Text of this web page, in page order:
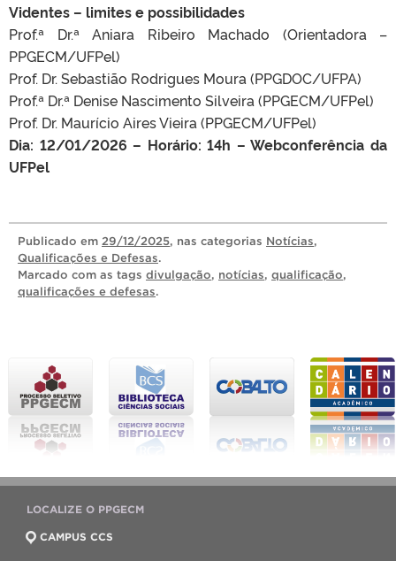
Videntes – limites e possibilidades
Prof.ª Dr.ª Aniara Ribeiro Machado (Orientadora –
PPGECM/UFPel)
Prof. Dr. Sebastião Rodrigues Moura (PPGDOC/UFPA)
Prof.ª Dr.ª Denise Nascimento Silveira (PPGECM/UFPel)
Prof. Dr. Maurício Aires Vieira (PPGECM/UFPel)
Dia: 12/01/2026 – Horário: 14h – Webconferência da
UFPel
Publicado em 29/12/2025, nas categorias Notícias,
Qualificações e Defesas.
Marcado com as tags divulgação, notícias, qualificação,
qualificações e defesas.
LOCALIZE O PPGECM
CAMPUS CCS